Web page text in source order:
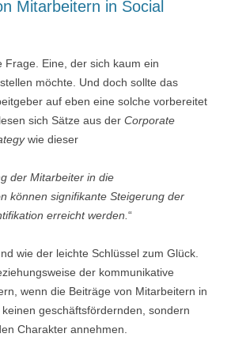
Mitarbeitern in Social
Frage. Eine, der sich kaum ein
möchte. Und doch sollte das
auf eben eine solche vorbereitet
sich Sätze aus der Corporate
wie dieser
der Mitarbeiter in die
können signifikante Steigerung der
erreicht werden.“
wie der leichte Schlüssel zum Glück.
der kommunikative
wenn die Beiträge von Mitarbeitern in
geschäftsfördernden, sondern
Charakter annehmen.